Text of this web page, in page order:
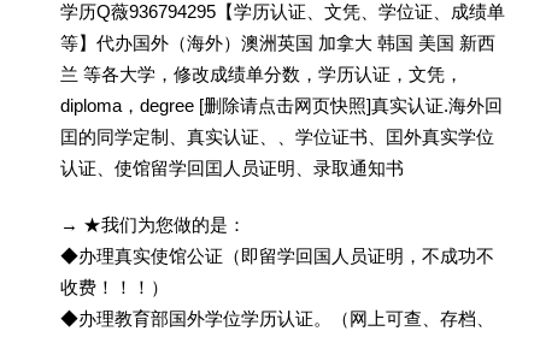
学历Q薇936794295【学历认证、文凭、学位证、成绩单
等】代办国外（海外）澳洲英国 加拿大 韩国 美国 新西
兰 等各大学，修改成绩单分数，学历认证，文凭，
diploma，degree [删除请点击网页快照]真实认证.海外回
囯的同学定制、真实认证、、学位证书、囯外真实学位
认证、使馆留学回囯人员证明、录取通知书
→ ★我们为您做的是：
◆办理真实使馆公证（即留学回国人员证明，不成功不
收费！！！）
◆办理教育部国外学位学历认证。（网上可查、存档、